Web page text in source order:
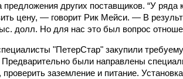
предложения других поставщиков. “У
цену, — говорит Рик Мейси. — В
долл. Но для нас это был вопрос
"ПетерСтар" закупили
Предварительно были направлены
заземление и питание.